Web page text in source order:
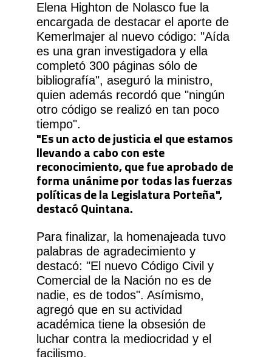
Elena Highton de Nolasco fue la
encargada de destacar el aporte de
Kemerlmajer al nuevo código: "Aída
es una gran investigadora y ella
completó 300 páginas sólo de
bibliografía", aseguró la ministro,
quien además recordó que "ningún
otro código se realizó en tan poco
tiempo".
"Es un acto de justicia el que estamos
llevando a cabo con este
reconocimiento, que fue aprobado de
forma unánime por todas las fuerzas
políticas de la Legislatura Porteña",
destacó Quintana.
Para finalizar, la homenajeada tuvo
palabras de agradecimiento y
destacó: "El nuevo Código Civil y
Comercial de la Nación no es de
nadie, es de todos". Asímismo,
agregó que en su actividad
académica tiene la obsesión de
luchar contra la mediocridad y el
facilismo.